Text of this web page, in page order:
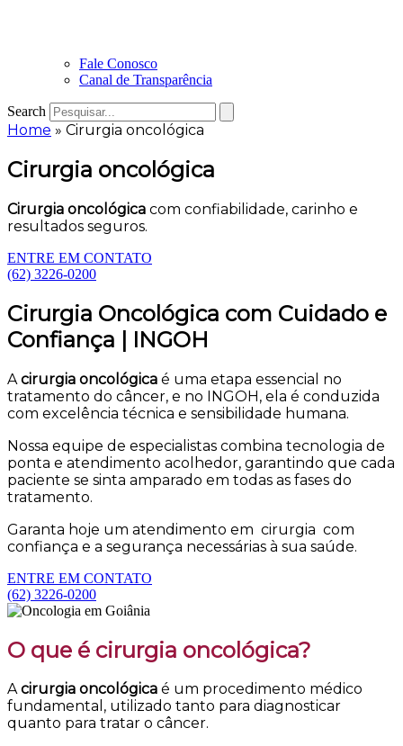
Fale Conosco
Canal de Transparência
Search
Home » Cirurgia oncológica
Cirurgia oncológica
Cirurgia oncológica com confiabilidade, carinho e
resultados seguros.
ENTRE EM CONTATO
(62) 3226-0200
Cirurgia Oncológica com Cuidado e
Confiança | INGOH
A cirurgia oncológica é uma etapa essencial no
tratamento do câncer, e no INGOH, ela é conduzida
com excelência técnica e sensibilidade humana.
Nossa equipe de especialistas combina tecnologia de
ponta e atendimento acolhedor, garantindo que cada
paciente se sinta amparado em todas as fases do
tratamento.
Garanta hoje um atendimento em cirurgia com
confiança e a segurança necessárias à sua saúde.
ENTRE EM CONTATO
(62) 3226-0200
O que é cirurgia oncológica?
Acirurgia oncológica é um procedimento médico
fundamental, utilizado tanto para diagnosticar
quanto para tratar o câncer.